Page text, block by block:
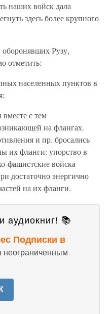
наших войск дала
здесь более крупного
Рузу,
отметить:
населенных пунктов в
с тем
на флангах.
и пр. бросались
их фланги: упорство в
фашистские войска
достаточно энергично
на их фланги.
аудиокниг! 📚
Подписки в
неограниченным